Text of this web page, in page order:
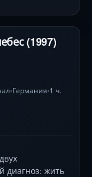
(1997)
•Германия•1 ч.
диагноз: жить